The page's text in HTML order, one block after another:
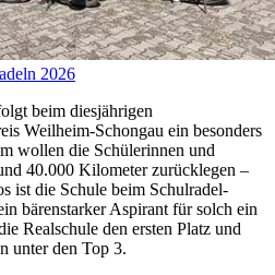
2026
beim diesjährigen
Weilheim-Schongau ein besonders
wollen die Schülerinnen und
40.000 Kilometer zurücklegen –
ist die Schule beim Schulradel-
bärenstarker Aspirant für solch ein
Realschule den ersten Platz und
unter den Top 3.